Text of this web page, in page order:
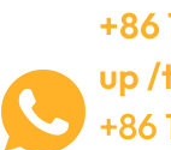
+86
up /
+86